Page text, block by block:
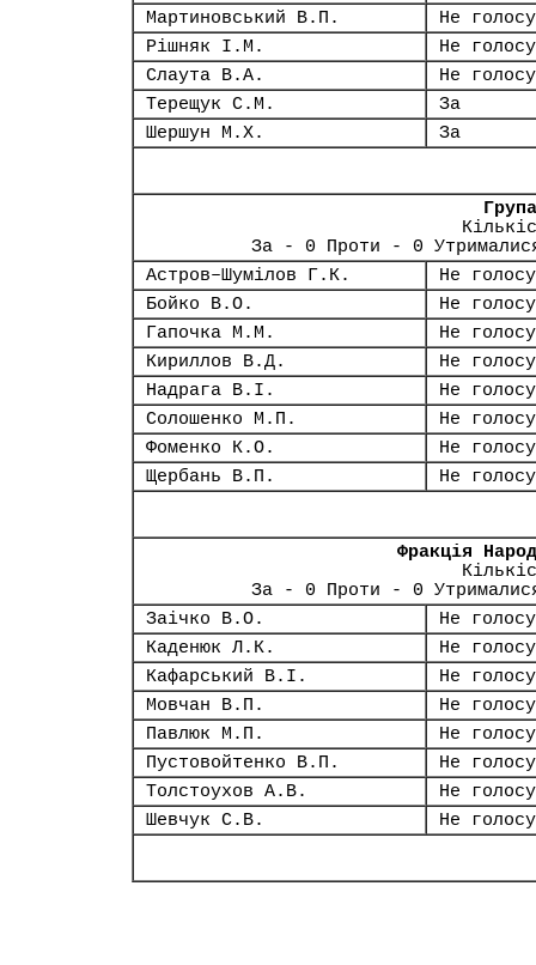
Мартиновський В.П.
Не
Рішняк І.М.
Не
Слаута В.А.
Не
Терещук С.М.
За
Шершун М.Х.
За
За - 0 Проти - 0
Астров–Шумілов Г.К.
Не
Бойко В.О.
Не
Гапочка М.М.
Не
Кириллов В.Д.
Не
Надрага В.І.
Не
Солошенко М.П.
Не
Фоменко К.О.
Не
Щербань В.П.
Не
Фракція
За - 0 Проти - 0
Заічко В.О.
Не
Каденюк Л.К.
Не
Кафарський В.І.
Не
Мовчан В.П.
Не
Павлюк М.П.
Не
Пустовойтенко В.П.
Не
Толстоухов А.В.
Не
Шевчук С.В.
Не